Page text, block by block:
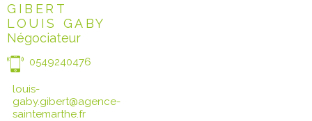
GIBERT
LOUIS GABY
Négociateur
0549240476
louis-
gaby.gibert@agence-
saintemarthe.fr